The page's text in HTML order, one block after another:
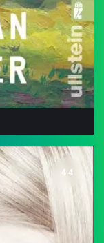
4.4